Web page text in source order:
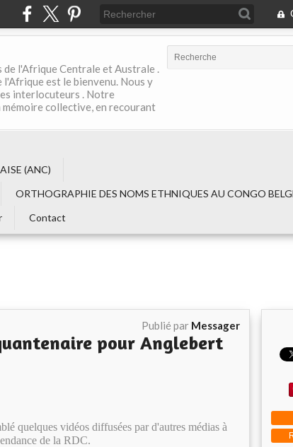
de l'Afrique Centrale et Australe .
est le bienvenu. Nous y
interlocuteurs . Notre
collective, en recourant
(ANC)
ORTHOGRAPHIE DES NOMS ETHNIQUES AU CONGO
Contact
Publié par Messager
pour Anglebert
quelques vidéos diffusées par d'autres médias à
de la RDC.